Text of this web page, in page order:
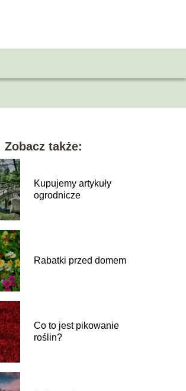
Zobacz także:
Kupujemy artykuły
ogrodnicze
Rabatki przed domem
Co to jest pikowanie
roślin?